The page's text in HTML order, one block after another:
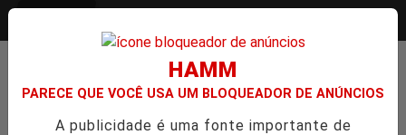
HAMM
PARECE QUE VOCÊ USA UM BLOQUEADOR DE ANÚNCIOS
A publicidade é uma fonte importante de